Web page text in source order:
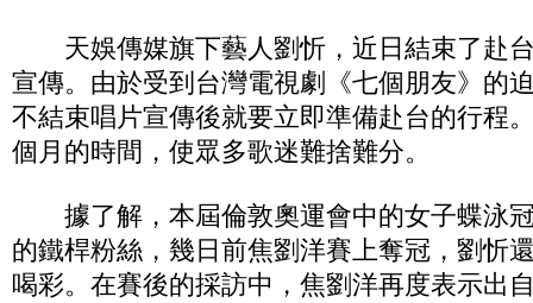
天娛傳媒旗下藝人劉忻，近日結束了赴
宣傳。由於受到台灣電視劇《七個朋友》的
不結束唱片宣傳後就要立即準備赴台的行程
個月的時間，使眾多歌迷難捨難分。
據了解，本屆倫敦奧運會中的女子蝶泳
的鐵桿粉絲，幾日前焦劉洋賽上奪冠，劉忻
喝彩。在賽後的採訪中，焦劉洋再度表示出